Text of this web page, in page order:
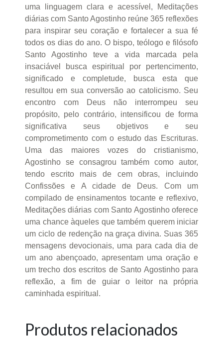
uma linguagem clara e acessível, Meditações
diárias com Santo Agostinho reúne 365 reflexões
para inspirar seu coração e fortalecer a sua fé
todos os dias do ano. O bispo, teólogo e filósofo
Santo Agostinho teve a vida marcada pela
insaciável busca espiritual por pertencimento,
significado e completude, busca esta que
resultou em sua conversão ao catolicismo. Seu
encontro com Deus não interrompeu seu
propósito, pelo contrário, intensificou de forma
significativa seus objetivos e seu
comprometimento com o estudo das Escrituras.
Uma das maiores vozes do cristianismo,
Agostinho se consagrou também como autor,
tendo escrito mais de cem obras, incluindo
Confissões e A cidade de Deus. Com um
compilado de ensinamentos tocante e reflexivo,
Meditações diárias com Santo Agostinho oferece
uma chance àqueles que também querem iniciar
um ciclo de redenção na graça divina. Suas 365
mensagens devocionais, uma para cada dia de
um ano abençoado, apresentam uma oração e
um trecho dos escritos de Santo Agostinho para
reflexão, a fim de guiar o leitor na própria
caminhada espiritual.
Produtos relacionados